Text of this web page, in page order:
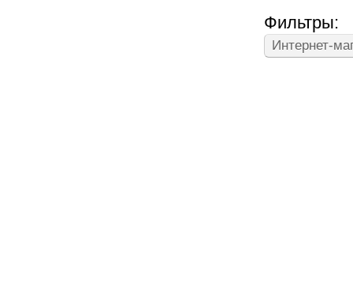
Фильтры:
Интернет-